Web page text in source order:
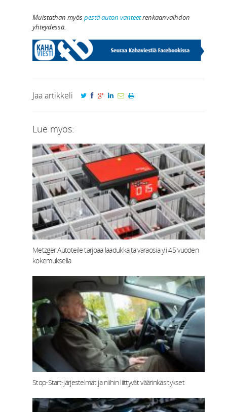
Muistathan myöspestä auton vanteetrenkaanvaihdon
yhteydessä.
Jaa artikkeli
Lue myös:
Metzger Autoteile tarjoaa laadukkaita varaosia yli 45 vuoden
kokemuksella
Stop-Start‑järjestelmät ja niihin liittyvät väärinkäsitykset